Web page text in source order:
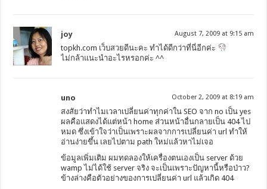
joy August 7, 2009 at 9:15 am
topkh.com เว็บสวยดีนะคะ ทำได้ดีกว่าที่นี่อีกค่ะ
ไม่กล้าแนะนำอะไรหรอกค่ะ ^^
uno October 2, 2009 at 8:19 am
สงสัยว่าทำไมเวลาเปลี่ยนค่าทุกค่าใน SEO จาก no เป็น yes
ผลคือแสดงได้แต่หน้า home ส่วนหน้าอื่นกลายเป็น 404 ไป
หมด ซึ่งเข้าใจว่าเป็นเพราะผลจากการเปลี่ยนค่า url ทำให้
อ่านง่ายขึ้น เลยไปตาม path ใหม่แล้วหาไม่เจอ
ข้อมูลเพิ่มเติม ผมทดลองให้เครื่องตนเองเป็น server ด้วย
wamp ไม่ได้ใช้ server จริง จะเป็นเพราะปัญหานี้หรือป่าว?
ข้างล่างคือตัวอย่างของการเปลี่ยนค่า url แล้วเกิด 404